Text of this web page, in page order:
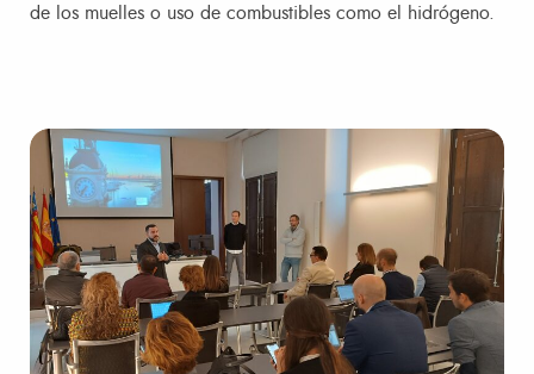
de los muelles o uso de combustibles como el hidrógeno.